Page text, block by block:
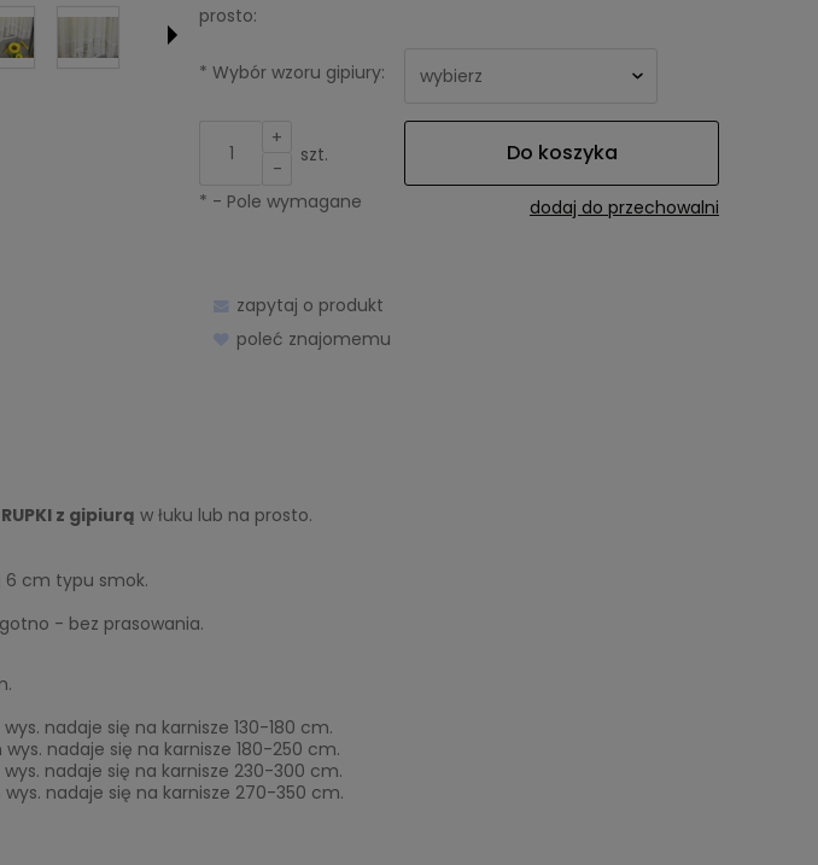
prosto:
* Wybór wzoru gipiury:
+
-
szt. Do koszyka
dodaj do przechowalni
* - Pole wymagane
zapytaj o produkt
poleć znajomemu
z gipiurą w łuku lub na prosto.
6 cm typu smok.
- bez prasowania.
nadaje się na karnisze 130-180 cm.
nadaje się na karnisze 180-250 cm.
nadaje się na karnisze 230-300 cm.
nadaje się na karnisze 270-350 cm.